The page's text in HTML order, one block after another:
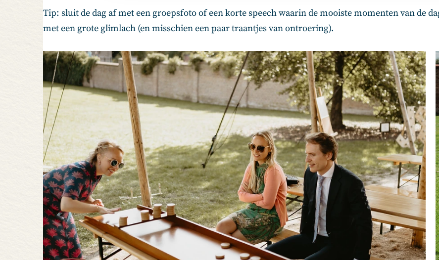
Tip: sluit de dag af met een groepsfoto of een korte speech waarin de mooiste momenten van de
met een grote glimlach (en misschien een paar traantjes van ontroering).